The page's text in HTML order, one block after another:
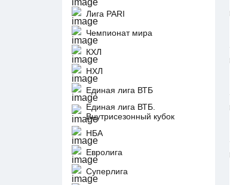
Лига PARI
Чемпионат мира
КХЛ
НХЛ
Единая лига ВТБ
Единая лига ВТБ.
Внутрисезонный кубок
НБА
Евролига
Суперлига